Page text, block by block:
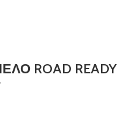
ROAD READY